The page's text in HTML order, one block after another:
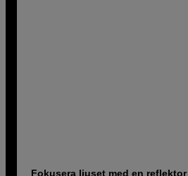
Fokusera ljuset med en reflektor